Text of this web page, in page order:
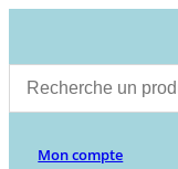
Mon compte